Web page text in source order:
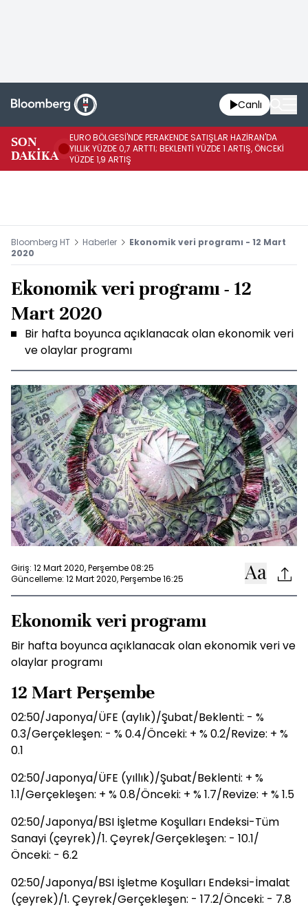
Canlı
SON
DAKİKA
EURO BÖLGESİ'NDE PERAKENDE SATIŞLAR HAZİRAN'DA
YILLIK YÜZDE 0,7 ARTTI; BEKLENTİ YÜZDE 1 ARTIŞ, ÖNCEKİ
YÜZDE 1,9 ARTIŞ
Bloomberg HT Haberler
Ekonomik veri programı - 12 Mart
2020
Ekonomik veri programı - 12
Mart 2020
Bir hafta boyunca açıklanacak olan ekonomik veri
ve olaylar programı
Giriş: 12 Mart 2020, Perşembe 08:25
Güncelleme: 12 Mart 2020, Perşembe 16:25
Ekonomik veri programı
Bir hafta boyunca açıklanacak olan ekonomik veri ve
olaylar programı
12 Mart Perşembe
02:50/Japonya/ÜFE (aylık)/Şubat/Beklenti: - %
0.3/Gerçekleşen: - % 0.4/Önceki: + % 0.2/Revize: + %
0.1
02:50/Japonya/ÜFE (yıllık)/Şubat/Beklenti: + %
1.1/Gerçekleşen: + % 0.8/Önceki: + % 1.7/Revize: + % 1.5
02:50/Japonya/BSI İşletme Koşulları Endeksi-Tüm
Sanayi (çeyrek)/1. Çeyrek/Gerçekleşen: - 10.1/
Önceki: - 6.2
02:50/Japonya/BSI İşletme Koşulları Endeksi-İmalat
(çeyrek)/1. Çeyrek/Gerçekleşen: - 17.2/Önceki: - 7.8